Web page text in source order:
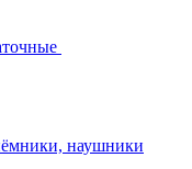
наушники